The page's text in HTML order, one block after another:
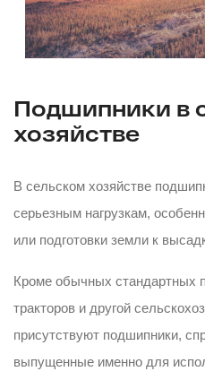
Подшипники в
хозяйстве
В сельском хозяйстве
серьезным нагрузкам,
или подготовки земли к
Кроме обычных стандартных
тракторов и другой
присутствуют подшипники,
выпущенные именно для